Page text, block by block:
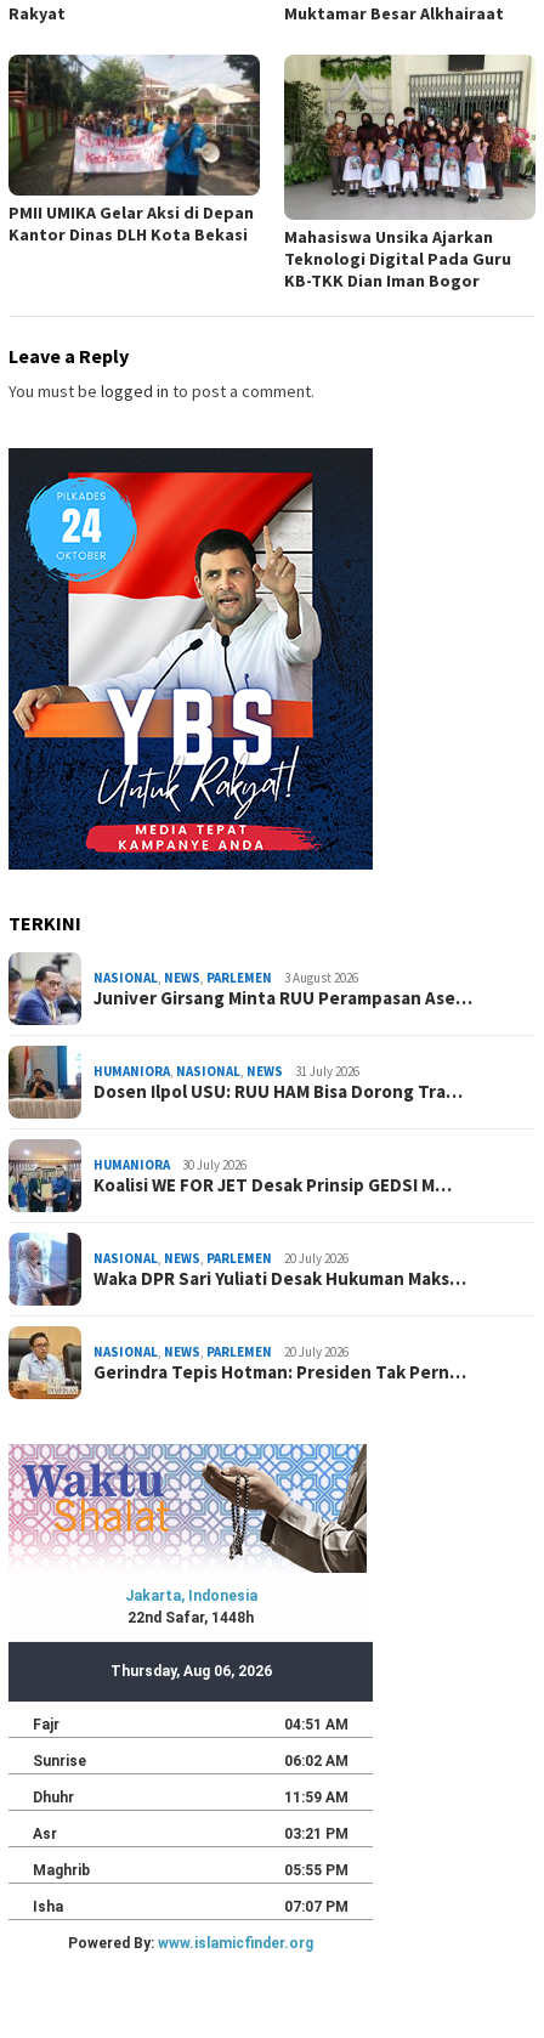
Rakyat
Muktamar Besar Alkhairaat
PMII UMIKA Gelar Aksi di Depan
Kantor Dinas DLH Kota Bekasi
Mahasiswa Unsika Ajarkan
Teknologi Digital Pada Guru
KB-TKK Dian Iman Bogor
Leave a Reply
You must be logged in to post a comment.
TERKINI
NASIONAL NEWS PARLEMEN 3 August 2026
Juniver Girsang Minta RUU Perampasan Ase…
HUMANIORA NASIONAL NEWS 31 July 2026
Dosen Ilpol USU: RUU HAM Bisa Dorong Tra…
HUMANIORA 30 July 2026
Koalisi WE FOR JET Desak Prinsip GEDSI M…
NASIONAL NEWS PARLEMEN 20 July 2026
Waka DPR Sari Yuliati Desak Hukuman Maks…
NASIONAL NEWS PARLEMEN 20 July 2026
Gerindra Tepis Hotman: Presiden Tak Pern…